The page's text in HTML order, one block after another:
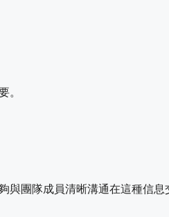
。
與團隊成員清晰溝通在這種信息